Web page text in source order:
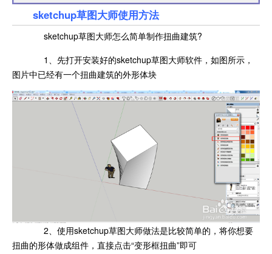
sketchup草图大师使用方法
sketchup草图大师怎么简单制作扭曲建筑?
1、先打开安装好的sketchup草图大师软件，如图所示，
图片中已经有一个扭曲建筑的外形体块
2、使用sketchup草图大师做法是比较简单的，将你想要
扭曲的形体做成组件，直接点击“变形框扭曲”即可